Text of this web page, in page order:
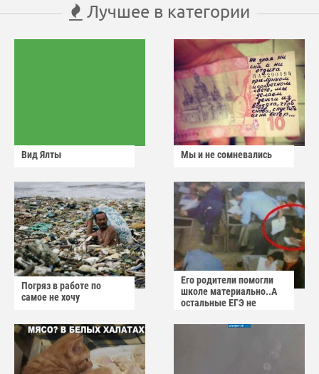
Лучшее в категории
Вид Ялты Мы и не сомневались
Погряз в работе по
самое не хочу
Его родители помогли
школе материально..А
остальные ЕГЭ не